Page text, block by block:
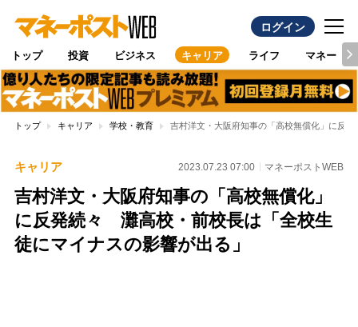
ログイン
トップ 投資 ビジネス キャリア ライフ マネー
トップ キャリア 学校・教育 吉村洋文・大阪府知事の「高校無償化」に反
キャリア 2023.07.23 07:00 マネーポストWEB
吉村洋文・大阪府知事の「高校無償化」
に反発続々 灘高校・前校長は「全校生
徒にマイナスの影響が出る」